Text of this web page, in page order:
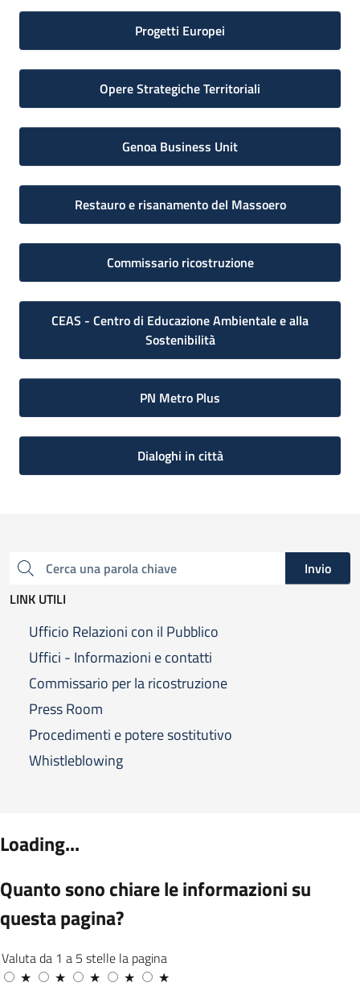
Progetti Europei
Opere Strategiche Territoriali
Genoa Business Unit
Restauro e risanamento del Massoero
Commissario ricostruzione
CEAS - Centro di Educazione Ambientale e alla
Sostenibilità
PN Metro Plus
Dialoghi in città
Cerca una parola chiave
Invio
LINK UTILI
Ufficio Relazioni con il Pubblico
Uffici - Informazioni e contatti
Commissario per la ricostruzione
Press Room
Procedimenti e potere sostitutivo
Whistleblowing